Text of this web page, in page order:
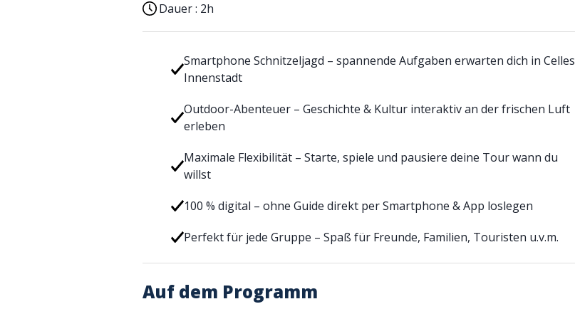
Dauer : 2h
Smartphone Schnitzeljagd – spannende Aufgaben erwarten dich in Celles
Innenstadt
Outdoor-Abenteuer – Geschichte & Kultur interaktiv an der frischen Luft
erleben
Maximale Flexibilität – Starte, spiele und pausiere deine Tour wann du
willst
100 % digital – ohne Guide direkt per Smartphone & App loslegen
Perfekt für jede Gruppe – Spaß für Freunde, Familien, Touristen u.v.m.
Auf dem Programm